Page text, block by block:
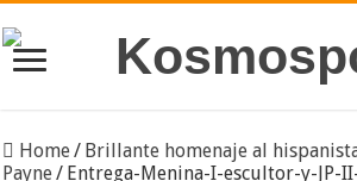
Home/ Brillante homenaje al
Payne/ Entrega-Menina-I-escultor-y-JP-